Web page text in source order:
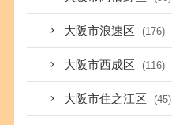
大阪市浪速区 (176)
大阪市西成区 (116)
大阪市住之江区 (45)